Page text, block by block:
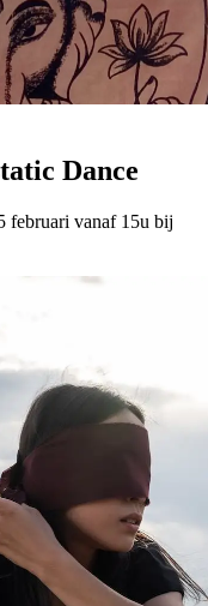
Dance
februari vanaf 15u bij